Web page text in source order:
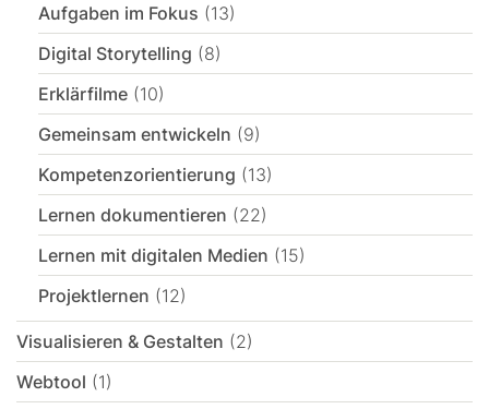
Aufgaben im Fokus (13)
Digital Storytelling (8)
Erklärfilme (10)
Gemeinsam entwickeln (9)
Kompetenzorientierung (13)
Lernen dokumentieren (22)
Lernen mit digitalen Medien (15)
Projektlernen (12)
Visualisieren & Gestalten (2)
Webtool (1)